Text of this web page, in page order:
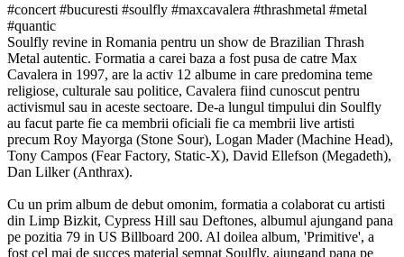
#concert #bucuresti #soulfly #maxcavalera #thrashmetal #metal
#quantic
Soulfly revine in Romania pentru un show de Brazilian Thrash
Metal autentic. Formatia a carei baza a fost pusa de catre Max
Cavalera in 1997, are la activ 12 albume in care predomina teme
religiose, culturale sau politice, Cavalera fiind cunoscut pentru
activismul sau in aceste sectoare. De-a lungul timpului din Soulfly
au facut parte fie ca membrii oficiali fie ca membrii live artisti
precum Roy Mayorga (Stone Sour), Logan Mader (Machine Head),
Tony Campos (Fear Factory, Static-X), David Ellefson (Megadeth),
Dan Lilker (Anthrax).
Cu un prim album de debut omonim, formatia a colaborat cu artisti
din Limp Bizkit, Cypress Hill sau Deftones, albumul ajungand pana
pe pozitia 79 in US Billboard 200. Al doilea album, 'Primitive', a
fost cel mai de succes material semnat Soulfly, ajungand pana pe